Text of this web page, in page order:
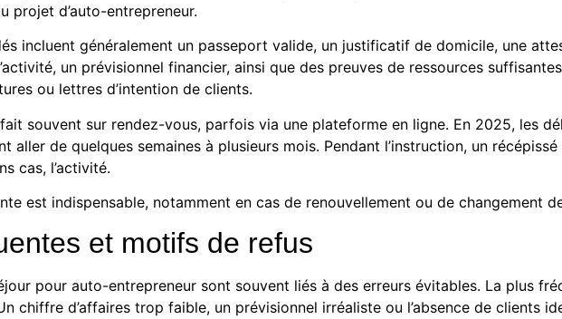
projet d’auto-entrepreneur.
incluent généralement un passeport valide, un justificatif de domicile, une
un prévisionnel financier, ainsi que des preuves de ressources
ou lettres d’intention de clients.
souvent sur rendez-vous, parfois via une plateforme en ligne. En 2025, les
aller de quelques semaines à plusieurs mois. Pendant l’instruction, un
cas, l’activité.
est indispensable, notamment en cas de renouvellement ou de changement
et motifs de refus
pour auto-entrepreneur sont souvent liés à des erreurs évitables. La plus
chiffre d’affaires trop faible, un prévisionnel irréaliste ou l’absence de clients